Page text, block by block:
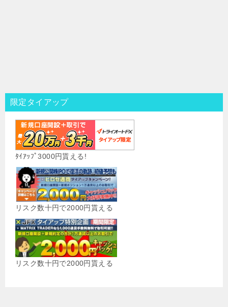
限定タイアップ
ﾀｲｱｯﾌﾟ3000円貰える!
リスク数十円で2000円貰える
リスク数十円で2000円貰える